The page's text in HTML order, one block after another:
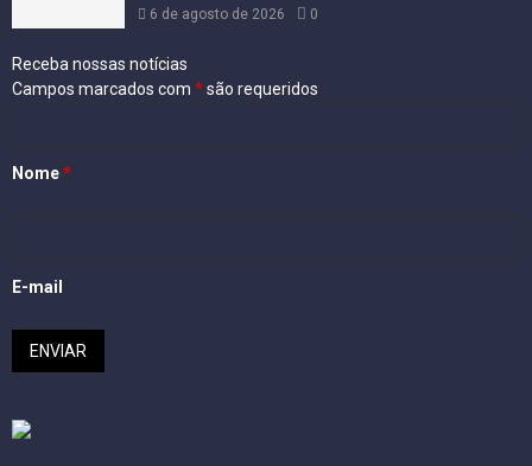
6 de agosto de 2026 0
Receba nossas notícias
Campos marcados com *são requeridos
Nome*
E-mail